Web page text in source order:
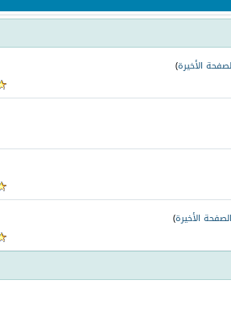
الأخيرة)
الصفحة الأخيرة)